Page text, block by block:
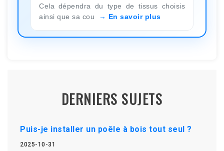
Cela dépendra du type de tissus choisis
ainsi que sa cou
En savoir plus
DERNIERS SUJETS
Puis-je installer un poêle à bois tout seul ?
2025-10-31